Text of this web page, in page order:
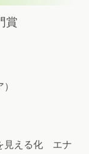
賞
見える化 エナ